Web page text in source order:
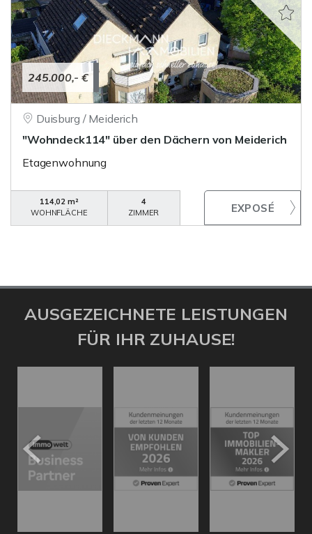
245.000,- €
Duisburg / Meiderich
"Wohndeck114" über den Dächern von Meiderich
Etagenwohnung
114,02 m²
WOHNFLÄCHE
4
ZIMMER
AUSGEZEICHNETE LEISTUNGEN
FÜR IHR ZUHAUSE!